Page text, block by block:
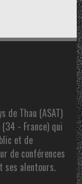
de Thau (ASAT)
- France) qui
et de
de conférences
ses alentours.